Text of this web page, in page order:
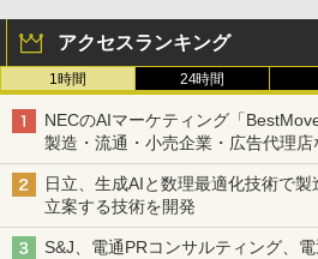
アクセスランキング
1時間 24時間
NECのAIマーケティング「
製造・流通・小売企業・広告代理
日立、生成AIと数理最適化技術で
立案する技術を開発
S&J、電通PRコンサルティング、